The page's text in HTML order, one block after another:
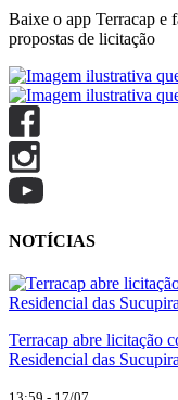
Baixe o app Terracap e
propostas de licitação
NOTÍCIAS
Terracap abre licitação
Residencial das